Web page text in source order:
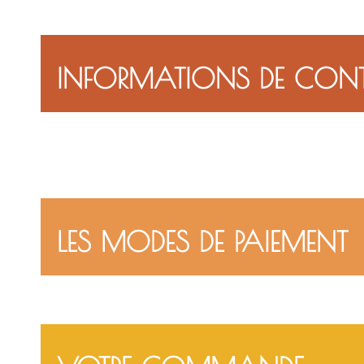
INFORMATIONS DE
LES MODES DE PAIEMENT